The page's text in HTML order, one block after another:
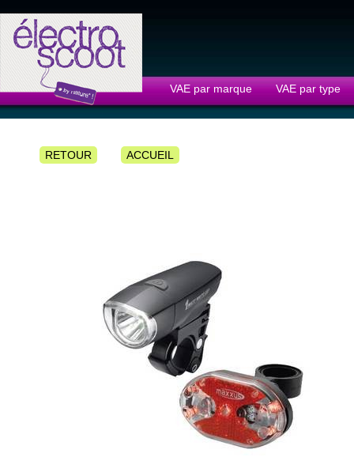
VAE par marque VAE par type
RETOUR ACCUEIL